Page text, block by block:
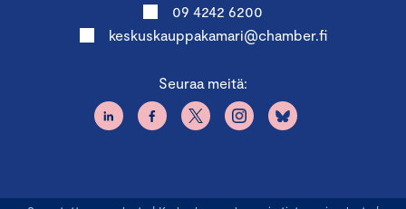
09 4242 6200
keskuskauppakamari@chamber.fi
Seuraa meitä: